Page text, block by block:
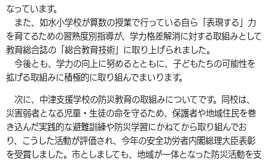
なっています。
また、如水小学校が算数の授業で行っている自ら「表現する」力
を育てるための習熟度別指導が、学力格差解消に対する取組みとして
教育総合誌の「総合教育技術」に取り上げられました。
今後とも、学力の向上に努めるとともに、子どもたちの可能性を
拡げる取組みに積極的に取り組んでまいります。
次に、中津支援学校の防災教育の取組みについてです。同校は、
災害弱者となる児童・生徒の命を守るため、保護者や地域住民を巻
き込んだ実践的な避難訓練や防災学習にかねてから取り組んでお
り、こうした活動が評価され、今年の安全功労者内閣総理大臣表彰
を受賞しました。市としましても、地域が一体となった防災活動を支